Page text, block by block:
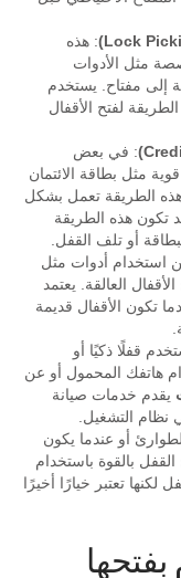
: هذه
مثل الأدوات
إلى مفتاح. يستخدم
لفتح الأقفال
: في بعض
مثل بطاقة الائتمان
هذه الطريقة تعمل بشكل
تكون هذه الطريقة
أو تلف القفل.
استخدام أدوات مثل
العالقة. يعتمد
تكون الأقفال قديمة
قفلًا ذكيًا أو
هاتفك المحمول أو عن
يقدم خدمات صيانة
نظام التشغيل.
أو عندما يكون
القفل بالقوة باستخدام
لكنها تعتبر خيارًا أخيرًا
بفتحها